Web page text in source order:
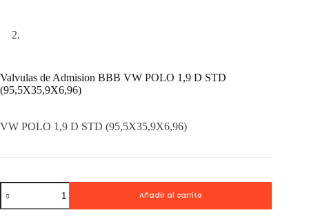
Valvulas de Admision BBB VW POLO 1,9 D STD
(95,5X35,9X6,96)
VW POLO 1,9 D STD (95,5X35,9X6,96)
Valvulas
de
Admision
Añadir al carrito